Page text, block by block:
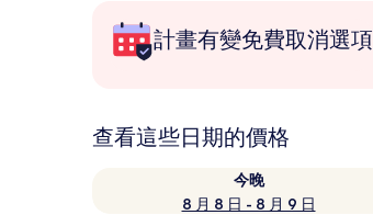
計畫有變免費取消選項
查看這些日期的價格
今晚
8 月 8 日 - 8 月 9 日